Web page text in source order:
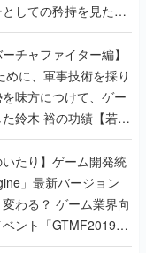
しての矜持を見た
】
チャファイター編】
めに、軍事技術を採り
味方につけて、ゲー
鈴木 裕の功績【若ゲ
いたり】ゲーム開発統
」最新バージョン
わる？ ゲーム業界向
ント「GTMF2019」
深めよう【PR】